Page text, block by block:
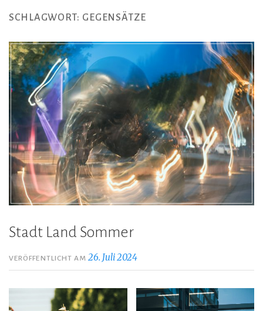
SCHLAGWORT: GEGENSÄTZE
Stadt Land Sommer
VERÖFFENTLICHT AM26. Juli 2024